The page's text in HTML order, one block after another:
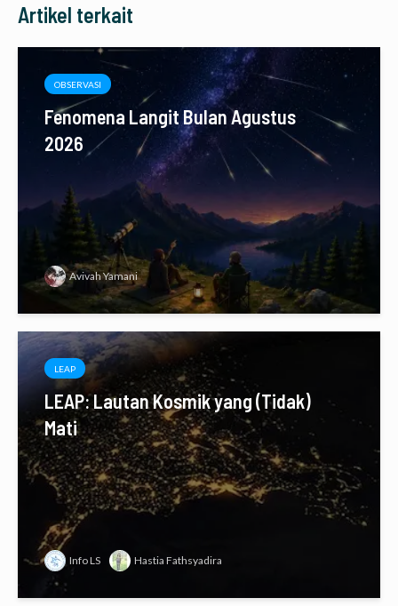
Artikel terkait
OBSERVASI
Fenomena Langit Bulan Agustus
2026
Avivah Yamani
LEAP
LEAP: Lautan Kosmik yang (Tidak)
Mati
Info LS Hastia Fathsyadira